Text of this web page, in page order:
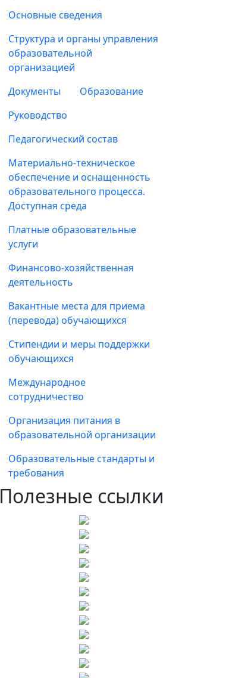
Основные сведения
Структура и органы управления
образовательной
организацией
Документы
Образование
Руководство
Педагогический состав
Материально-техническое
обеспечение и оснащенность
образовательного процесса.
Доступная среда
Платные образовательные
услуги
Финансово-хозяйственная
деятельность
Вакантные места для приема
(перевода) обучающихся
Стипендии и меры поддержки
обучающихся
Международное
сотрудничество
Организация питания в
образовательной организации
Образовательные стандарты и
требования
Полезные ссылки